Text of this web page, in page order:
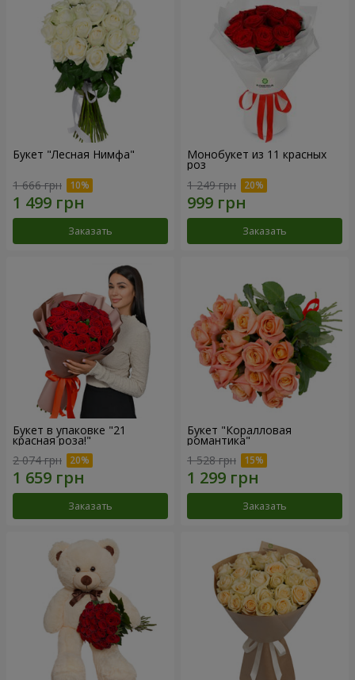
Букет "Лесная Нимфа"
1 666 грн
Заказать
Монобукет из 11 красных
роз
1 249 грн
Заказать
Букет в упаковке "21
красная роза!"
2 074 грн
Заказать
Букет "Коралловая
романтика"
1 528 грн
Заказать